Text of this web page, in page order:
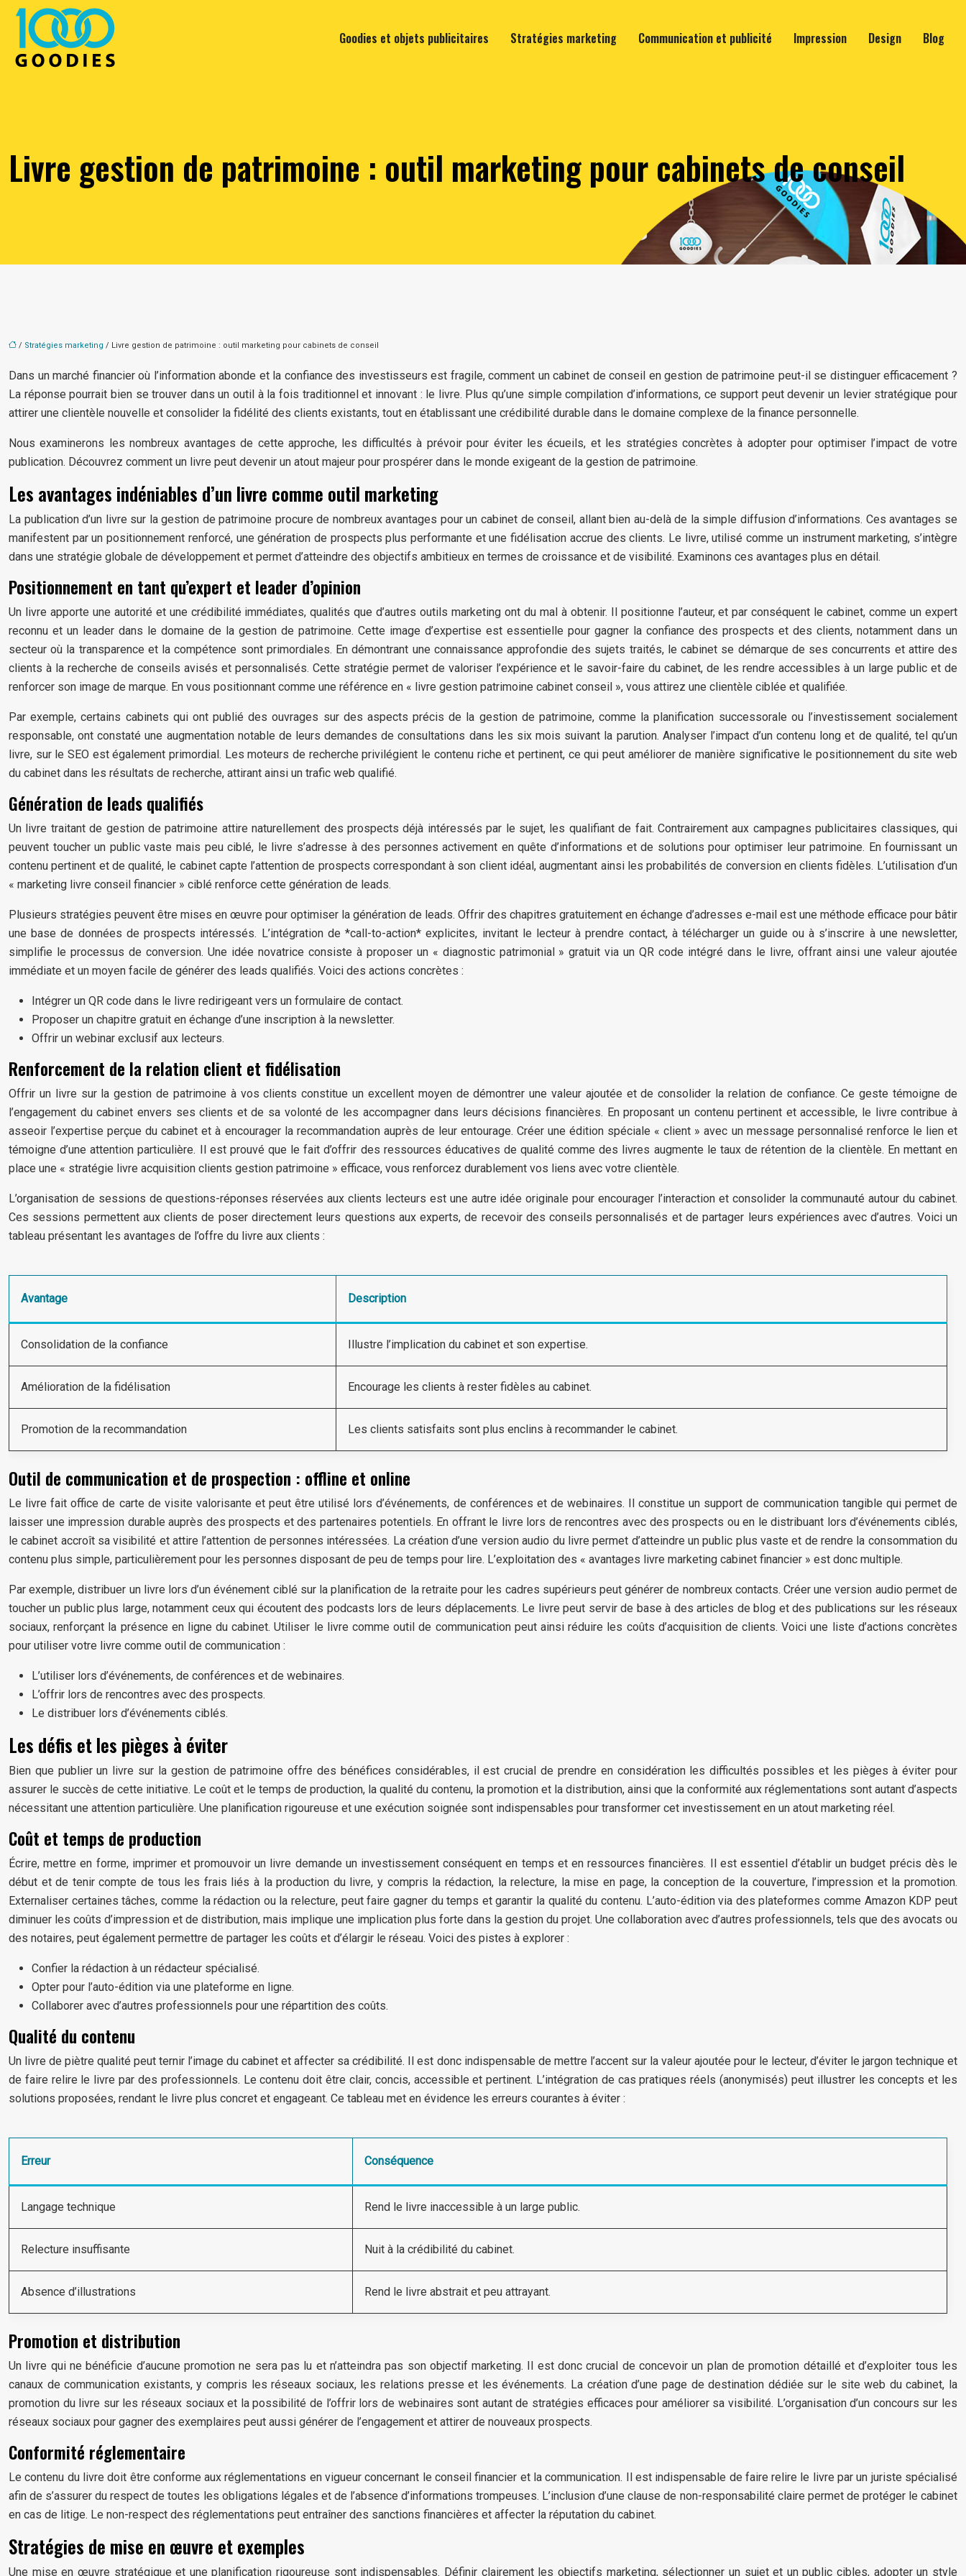
Goodies et objets publicitaires Stratégies marketing Communication et publicité Impression Design Blog
Livre gestion de patrimoine : outil marketing pour cabinets de conseil
/ Stratégies marketing / Livre gestion de patrimoine : outil marketing pour cabinets de conseil
Dans un marché financier où l’information abonde et la confiance des investisseurs est fragile, comment un cabinet de conseil en gestion de patrimoine peut-il se distinguer efficacement ?
La réponse pourrait bien se trouver dans un outil à la fois traditionnel et innovant : le livre. Plus qu’une simple compilation d’informations, ce support peut devenir un levier stratégique pour
attirer une clientèle nouvelle et consolider la fidélité des clients existants, tout en établissant une crédibilité durable dans le domaine complexe de la finance personnelle.
Nous examinerons les nombreux avantages de cette approche, les difficultés à prévoir pour éviter les écueils, et les stratégies concrètes à adopter pour optimiser l’impact de votre
publication. Découvrez comment un livre peut devenir un atout majeur pour prospérer dans le monde exigeant de la gestion de patrimoine.
Les avantages indéniables d’un livre comme outil marketing
La publication d’un livre sur la gestion de patrimoine procure de nombreux avantages pour un cabinet de conseil, allant bien au-delà de la simple diffusion d’informations. Ces avantages se
manifestent par un positionnement renforcé, une génération de prospects plus performante et une fidélisation accrue des clients. Le livre, utilisé comme un instrument marketing, s’intègre
dans une stratégie globale de développement et permet d’atteindre des objectifs ambitieux en termes de croissance et de visibilité. Examinons ces avantages plus en détail.
Positionnement en tant qu’expert et leader d’opinion
Un livre apporte une autorité et une crédibilité immédiates, qualités que d’autres outils marketing ont du mal à obtenir. Il positionne l’auteur, et par conséquent le cabinet, comme un expert
reconnu et un leader dans le domaine de la gestion de patrimoine. Cette image d’expertise est essentielle pour gagner la confiance des prospects et des clients, notamment dans un
secteur où la transparence et la compétence sont primordiales. En démontrant une connaissance approfondie des sujets traités, le cabinet se démarque de ses concurrents et attire des
clients à la recherche de conseils avisés et personnalisés. Cette stratégie permet de valoriser l’expérience et le savoir-faire du cabinet, de les rendre accessibles à un large public et de
renforcer son image de marque. En vous positionnant comme une référence en « livre gestion patrimoine cabinet conseil », vous attirez une clientèle ciblée et qualifiée.
Par exemple, certains cabinets qui ont publié des ouvrages sur des aspects précis de la gestion de patrimoine, comme la planification successorale ou l’investissement socialement
responsable, ont constaté une augmentation notable de leurs demandes de consultations dans les six mois suivant la parution. Analyser l’impact d’un contenu long et de qualité, tel qu’un
livre, sur le SEO est également primordial. Les moteurs de recherche privilégient le contenu riche et pertinent, ce qui peut améliorer de manière significative le positionnement du site web
du cabinet dans les résultats de recherche, attirant ainsi un trafic web qualifié.
Génération de leads qualifiés
Un livre traitant de gestion de patrimoine attire naturellement des prospects déjà intéressés par le sujet, les qualifiant de fait. Contrairement aux campagnes publicitaires classiques, qui
peuvent toucher un public vaste mais peu ciblé, le livre s’adresse à des personnes activement en quête d’informations et de solutions pour optimiser leur patrimoine. En fournissant un
contenu pertinent et de qualité, le cabinet capte l’attention de prospects correspondant à son client idéal, augmentant ainsi les probabilités de conversion en clients fidèles. L’utilisation d’un
« marketing livre conseil financier » ciblé renforce cette génération de leads.
Plusieurs stratégies peuvent être mises en œuvre pour optimiser la génération de leads. Offrir des chapitres gratuitement en échange d’adresses e-mail est une méthode efficace pour bâtir
une base de données de prospects intéressés. L’intégration de *call-to-action* explicites, invitant le lecteur à prendre contact, à télécharger un guide ou à s’inscrire à une newsletter,
simplifie le processus de conversion. Une idée novatrice consiste à proposer un « diagnostic patrimonial » gratuit via un QR code intégré dans le livre, offrant ainsi une valeur ajoutée
immédiate et un moyen facile de générer des leads qualifiés. Voici des actions concrètes :
Intégrer un QR code dans le livre redirigeant vers un formulaire de contact.
Proposer un chapitre gratuit en échange d’une inscription à la newsletter.
Offrir un webinar exclusif aux lecteurs.
Renforcement de la relation client et fidélisation
Offrir un livre sur la gestion de patrimoine à vos clients constitue un excellent moyen de démontrer une valeur ajoutée et de consolider la relation de confiance. Ce geste témoigne de
l’engagement du cabinet envers ses clients et de sa volonté de les accompagner dans leurs décisions financières. En proposant un contenu pertinent et accessible, le livre contribue à
asseoir l’expertise perçue du cabinet et à encourager la recommandation auprès de leur entourage. Créer une édition spéciale « client » avec un message personnalisé renforce le lien et
témoigne d’une attention particulière. Il est prouvé que le fait d’offrir des ressources éducatives de qualité comme des livres augmente le taux de rétention de la clientèle. En mettant en
place une « stratégie livre acquisition clients gestion patrimoine » efficace, vous renforcez durablement vos liens avec votre clientèle.
L’organisation de sessions de questions-réponses réservées aux clients lecteurs est une autre idée originale pour encourager l’interaction et consolider la communauté autour du cabinet.
Ces sessions permettent aux clients de poser directement leurs questions aux experts, de recevoir des conseils personnalisés et de partager leurs expériences avec d’autres. Voici un
tableau présentant les avantages de l’offre du livre aux clients :
Avantage Description
Consolidation de la confiance Illustre l’implication du cabinet et son expertise.
Amélioration de la fidélisation Encourage les clients à rester fidèles au cabinet.
Promotion de la recommandation Les clients satisfaits sont plus enclins à recommander le cabinet.
Outil de communication et de prospection : offline et online
Le livre fait office de carte de visite valorisante et peut être utilisé lors d’événements, de conférences et de webinaires. Il constitue un support de communication tangible qui permet de
laisser une impression durable auprès des prospects et des partenaires potentiels. En offrant le livre lors de rencontres avec des prospects ou en le distribuant lors d’événements ciblés,
le cabinet accroît sa visibilité et attire l’attention de personnes intéressées. La création d’une version audio du livre permet d’atteindre un public plus vaste et de rendre la consommation du
contenu plus simple, particulièrement pour les personnes disposant de peu de temps pour lire. L’exploitation des « avantages livre marketing cabinet financier » est donc multiple.
Par exemple, distribuer un livre lors d’un événement ciblé sur la planification de la retraite pour les cadres supérieurs peut générer de nombreux contacts. Créer une version audio permet de
toucher un public plus large, notamment ceux qui écoutent des podcasts lors de leurs déplacements. Le livre peut servir de base à des articles de blog et des publications sur les réseaux
sociaux, renforçant la présence en ligne du cabinet. Utiliser le livre comme outil de communication peut ainsi réduire les coûts d’acquisition de clients. Voici une liste d’actions concrètes
pour utiliser votre livre comme outil de communication :
L’utiliser lors d’événements, de conférences et de webinaires.
L’offrir lors de rencontres avec des prospects.
Le distribuer lors d’événements ciblés.
Les défis et les pièges à éviter
Bien que publier un livre sur la gestion de patrimoine offre des bénéfices considérables, il est crucial de prendre en considération les difficultés possibles et les pièges à éviter pour
assurer le succès de cette initiative. Le coût et le temps de production, la qualité du contenu, la promotion et la distribution, ainsi que la conformité aux réglementations sont autant d’aspects
nécessitant une attention particulière. Une planification rigoureuse et une exécution soignée sont indispensables pour transformer cet investissement en un atout marketing réel.
Coût et temps de production
Écrire, mettre en forme, imprimer et promouvoir un livre demande un investissement conséquent en temps et en ressources financières. Il est essentiel d’établir un budget précis dès le
début et de tenir compte de tous les frais liés à la production du livre, y compris la rédaction, la relecture, la mise en page, la conception de la couverture, l’impression et la promotion.
Externaliser certaines tâches, comme la rédaction ou la relecture, peut faire gagner du temps et garantir la qualité du contenu. L’auto-édition via des plateformes comme Amazon KDP peut
diminuer les coûts d’impression et de distribution, mais implique une implication plus forte dans la gestion du projet. Une collaboration avec d’autres professionnels, tels que des avocats ou
des notaires, peut également permettre de partager les coûts et d’élargir le réseau. Voici des pistes à explorer :
Confier la rédaction à un rédacteur spécialisé.
Opter pour l’auto-édition via une plateforme en ligne.
Collaborer avec d’autres professionnels pour une répartition des coûts.
Qualité du contenu
Un livre de piètre qualité peut ternir l’image du cabinet et affecter sa crédibilité. Il est donc indispensable de mettre l’accent sur la valeur ajoutée pour le lecteur, d’éviter le jargon technique et
de faire relire le livre par des professionnels. Le contenu doit être clair, concis, accessible et pertinent. L’intégration de cas pratiques réels (anonymisés) peut illustrer les concepts et les
solutions proposées, rendant le livre plus concret et engageant. Ce tableau met en évidence les erreurs courantes à éviter :
Erreur Conséquence
Langage technique Rend le livre inaccessible à un large public.
Relecture insuffisante Nuit à la crédibilité du cabinet.
Absence d’illustrations Rend le livre abstrait et peu attrayant.
Promotion et distribution
Un livre qui ne bénéficie d’aucune promotion ne sera pas lu et n’atteindra pas son objectif marketing. Il est donc crucial de concevoir un plan de promotion détaillé et d’exploiter tous les
canaux de communication existants, y compris les réseaux sociaux, les relations presse et les événements. La création d’une page de destination dédiée sur le site web du cabinet, la
promotion du livre sur les réseaux sociaux et la possibilité de l’offrir lors de webinaires sont autant de stratégies efficaces pour améliorer sa visibilité. L’organisation d’un concours sur les
réseaux sociaux pour gagner des exemplaires peut aussi générer de l’engagement et attirer de nouveaux prospects.
Conformité réglementaire
Le contenu du livre doit être conforme aux réglementations en vigueur concernant le conseil financier et la communication. Il est indispensable de faire relire le livre par un juriste spécialisé
afin de s’assurer du respect de toutes les obligations légales et de l’absence d’informations trompeuses. L’inclusion d’une clause de non-responsabilité claire permet de protéger le cabinet
en cas de litige. Le non-respect des réglementations peut entraîner des sanctions financières et affecter la réputation du cabinet.
Stratégies de mise en œuvre et exemples
Une mise en œuvre stratégique et une planification rigoureuse sont indispensables. Définir clairement les objectifs marketing, sélectionner un sujet et un public cibles, adopter un style